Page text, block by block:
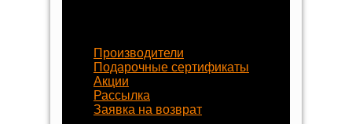
Производители
Подарочные сертификаты
Акции
Рассылка
Заявка на возврат